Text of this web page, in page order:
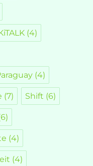
(4)
(4)
(7) Shift (6)
(4)
(4)